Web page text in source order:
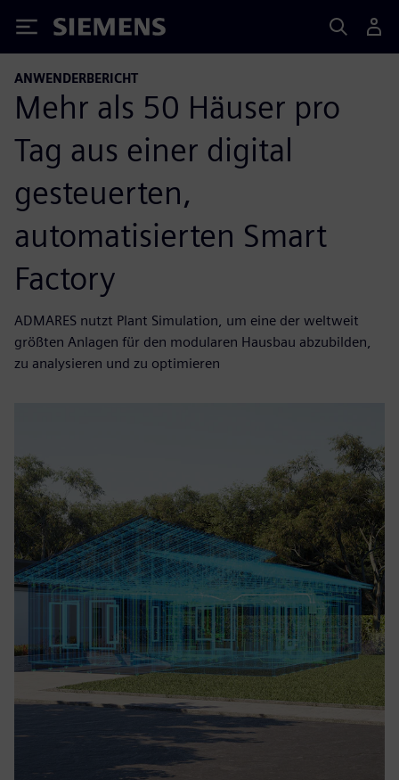
Siemens
ANWENDERBERICHT
Mehr als 50 Häuser pro
Tag aus einer digital
gesteuerten,
automatisierten Smart
Factory
ADMARES nutzt Plant Simulation, um eine der weltweit
größten Anlagen für den modularen Hausbau abzubilden,
zu analysieren und zu optimieren